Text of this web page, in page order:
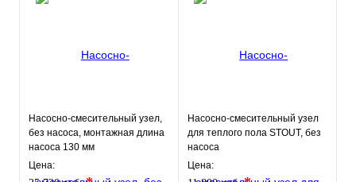
Насосно-смесительный узел,
без насоса, монтажная длина
насоса 130 мм
VT.TECHNOMIX.0.130
Цена:
Насосно-смесительный узел
для теплого пола STOUT, без
насоса
Цена: